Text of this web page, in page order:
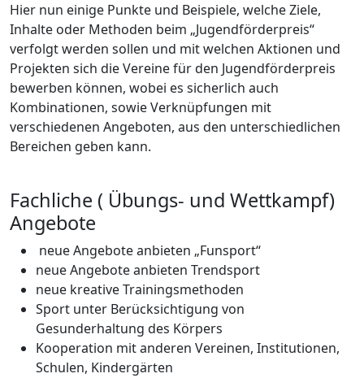
Hier nun einige Punkte und Beispiele, welche Ziele,
Inhalte oder Methoden beim „Jugendförderpreis“
verfolgt werden sollen und mit welchen Aktionen und
Projekten sich die Vereine für den Jugendförderpreis
bewerben können, wobei es sicherlich auch
Kombinationen, sowie Verknüpfungen mit
verschiedenen Angeboten, aus den unterschiedlichen
Bereichen geben kann.
Fachliche ( Übungs- und Wettkampf)
Angebote
neue Angebote anbieten „Funsport“
neue Angebote anbieten Trendsport
neue kreative Trainingsmethoden
Sport unter Berücksichtigung von
Gesunderhaltung des Körpers
Kooperation mit anderen Vereinen, Institutionen,
Schulen, Kindergärten